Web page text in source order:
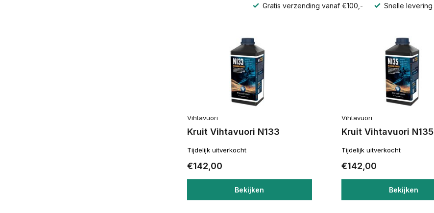
Gratis verzending vanaf €100,- Snelle levering
Vihtavuori
Kruit Vihtavuori N133
Tijdelijk uitverkocht
€142,00
Bekijken
Vihtavuori
Kruit Vihtavuori N135
Tijdelijk uitverkocht
€142,00
Bekijken